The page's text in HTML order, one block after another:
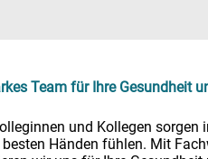
Team für Ihre Gesundheit
und Kollegen sorgen
Händen fühlen. Mit